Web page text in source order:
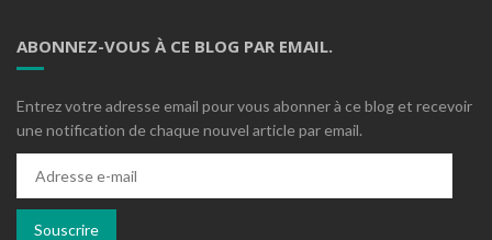
ABONNEZ-VOUS À CE BLOG PAR EMAIL.
Entrez votre adresse email pour vous abonner à ce blog et recevoir
une notification de chaque nouvel article par email.
mail
Souscrire